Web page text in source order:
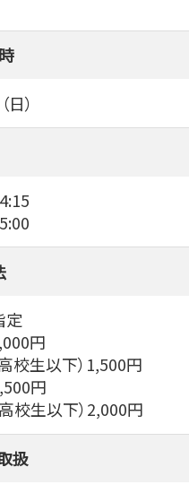
）
定
円
校生以下）1,500円
円
校生以下）2,000円
扱